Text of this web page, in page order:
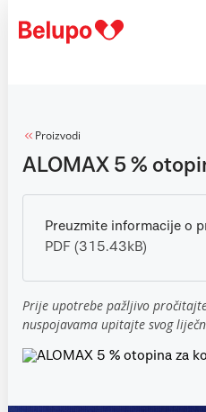
Proizvodi
ALOMAX 5 %
Preuzmite informacije o
PDF (315.43kB)
Prije upotrebe pažljivo
nuspojavama upitajte svog